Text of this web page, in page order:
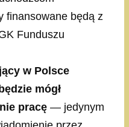
finansowane będą z
Funduszu
w Polsce
mógł
pracę — jedynym